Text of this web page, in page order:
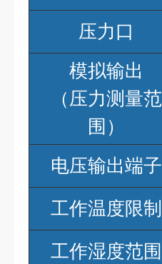
压力口
模拟输出
（压力测量范
围）
电压输出端子
工作温度限制
工作湿度范围